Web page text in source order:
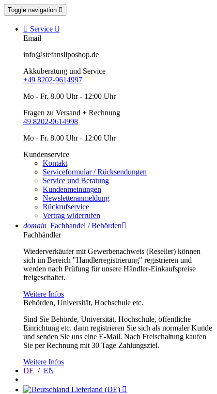
Toggle navigation 
 Service 
Email
info@stefansliposhop.de
Akkuberatung und Service
+49 8202-9614997
Mo - Fr. 8.00 Uhr - 12:00 Uhr
Fragen zu Versand + Rechnung
49 8202-9614998
Mo - Fr. 8.00 Uhr - 12:00 Uhr
Kundenservice
Kontakt
Serviceformular / Rücksendungen
Service und Beratung
Kundenmeinungen
Newsletteranmeldung
Rückrufservice
Vertrag widerrufen
domain Fachhandel / Behörden
Fachhändler
Wiederverkäufer mit Gewerbenachweis (Reseller) können
sich im Bereich "Händlerregistrierung" registrieren und
werden nach Prüfung für unsere Händler-Einkaufspreise
freigeschaltet.
Weitere Infos
Behörden, Universität, Hochschule etc.
Sind Sie Behörde, Universität, Hochschule, öffentliche
Einrichtung etc. dann registrieren Sie sich als normaler Kunde
und senden Sie uns eine E-Mail. Nach Freischaltung kaufen
Sie per Rechnung mit 30 Tage Zahlungsziel.
Weitere Infos
DE / EN
Lieferland (DE) 